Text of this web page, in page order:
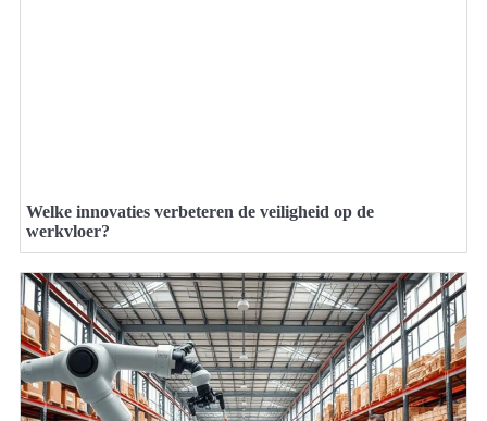
Welke innovaties verbeteren de veiligheid op de
werkvloer?